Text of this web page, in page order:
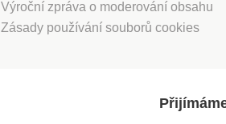
Výroční zpráva o moderování obsahu
Zásady používání souborů cookies